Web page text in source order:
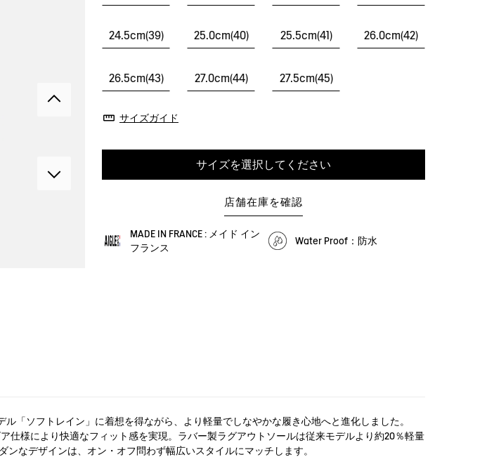
24.5cm(39) 25.0cm(40) 25.5cm(41) 26.0cm(42)
26.5cm(43) 27.0cm(44) 27.5cm(45)
サイズガイド
サイズを選択してください
店舗在庫を確認
MADE IN FRANCE : メイド イン
フランス
Water Proof：防水
「ソフトレイン」に着想を得ながら、より軽量でしなやかな履き心地へと進化しました。
仕様により快適なフィット感を実現。ラバー製ラグアウトソールは従来モデルより約20％軽量
なデザインは、オン・オフ問わず幅広いスタイルにマッチします。